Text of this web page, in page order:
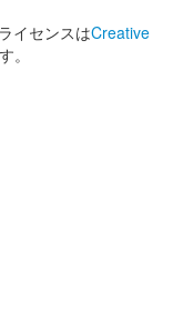
イセンスはCreative
。